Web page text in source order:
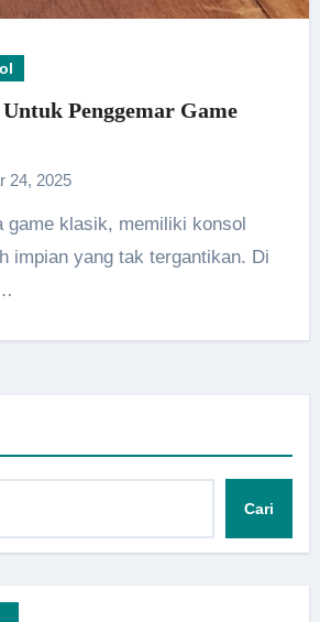
Penggemar Game
24, 2025
impian yang tak tergantikan. Di
Cari